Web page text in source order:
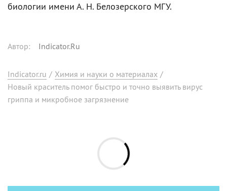
биологии имени А. Н. Белозерского МГУ.
Автор: Indicator.Ru
Indicator.ru / Химия и науки о материалах /
Новый краситель помог быстро и точно выявить вирус
гриппа и микробное загрязнение